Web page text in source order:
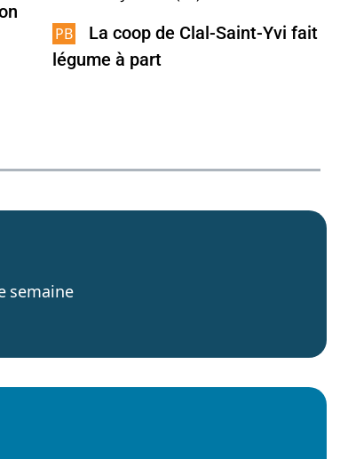
La coop de Clal-Saint-Yvi fait
légume à part
semaine